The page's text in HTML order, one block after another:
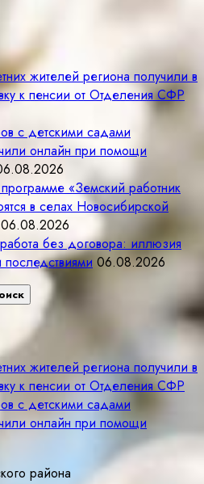
жителей региона получили в
к пенсии от Отделения СФР
с детскими садами
онлайн при помощи
«Земский работник
в селах Новосибирской
06.08.2026
без договора: иллюзия
06.08.2026
жителей региона получили в
к пенсии от Отделения СФР
с детскими садами
онлайн при помощи
района